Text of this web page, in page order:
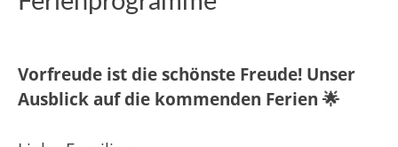
Vorfreude ist die schönste Freude! Unser
Ausblick auf die kommenden Ferien 🌟